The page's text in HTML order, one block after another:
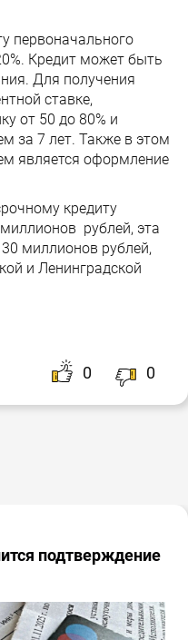
первоначального
Кредит может быть
Для получения
ставке,
от 50 до 80% и
за 7 лет. Также в этом
является оформление
кредиту
рублей, эта
миллионов рублей,
и Ленинградской
0 0
подтверждение